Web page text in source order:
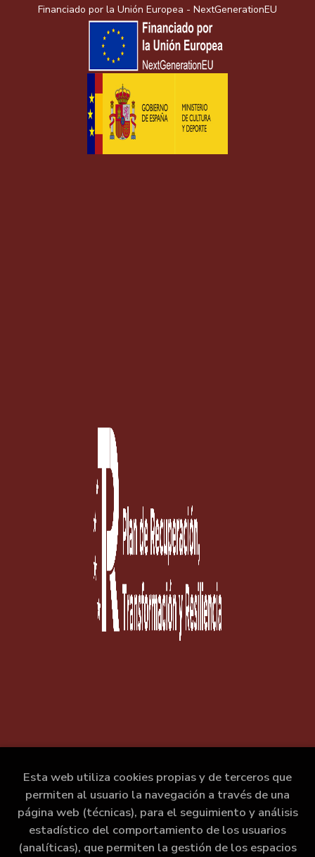
Financiado por la Unión Europea - NextGenerationEU
Esta web utiliza cookies propias y de terceros que
permiten al usuario la navegación a través de una
página web (técnicas), para el seguimiento y análisis
estadístico del comportamiento de los usuarios
(analíticas), que permiten la gestión de los espacios